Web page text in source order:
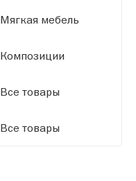
Мягкая мебель
Композиции
Все товары
Все товары